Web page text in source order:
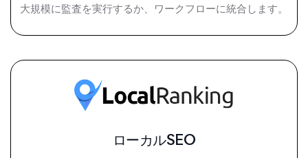
大規模に監査を実行するか、ワークフローに統合します。
ローカルSEO